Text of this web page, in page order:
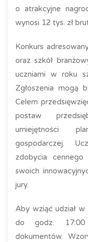
o atrakcyjne
wynosi 12 tys. zł
Konkurs
oraz szkół
uczniami w roku
Zgłoszenia mogą
Celem
postaw
umiejętności
gospodarczej.
zdobycia cennego
swoich
jury.
Aby wziąć udział
do godz. 17:00
dokumentów.